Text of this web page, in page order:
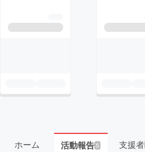
ホーム 活動報告5 支援者